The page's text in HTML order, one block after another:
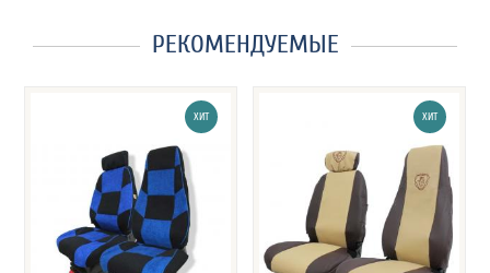
РЕКОМЕНДУЕМЫЕ
ХИТ ХИТ